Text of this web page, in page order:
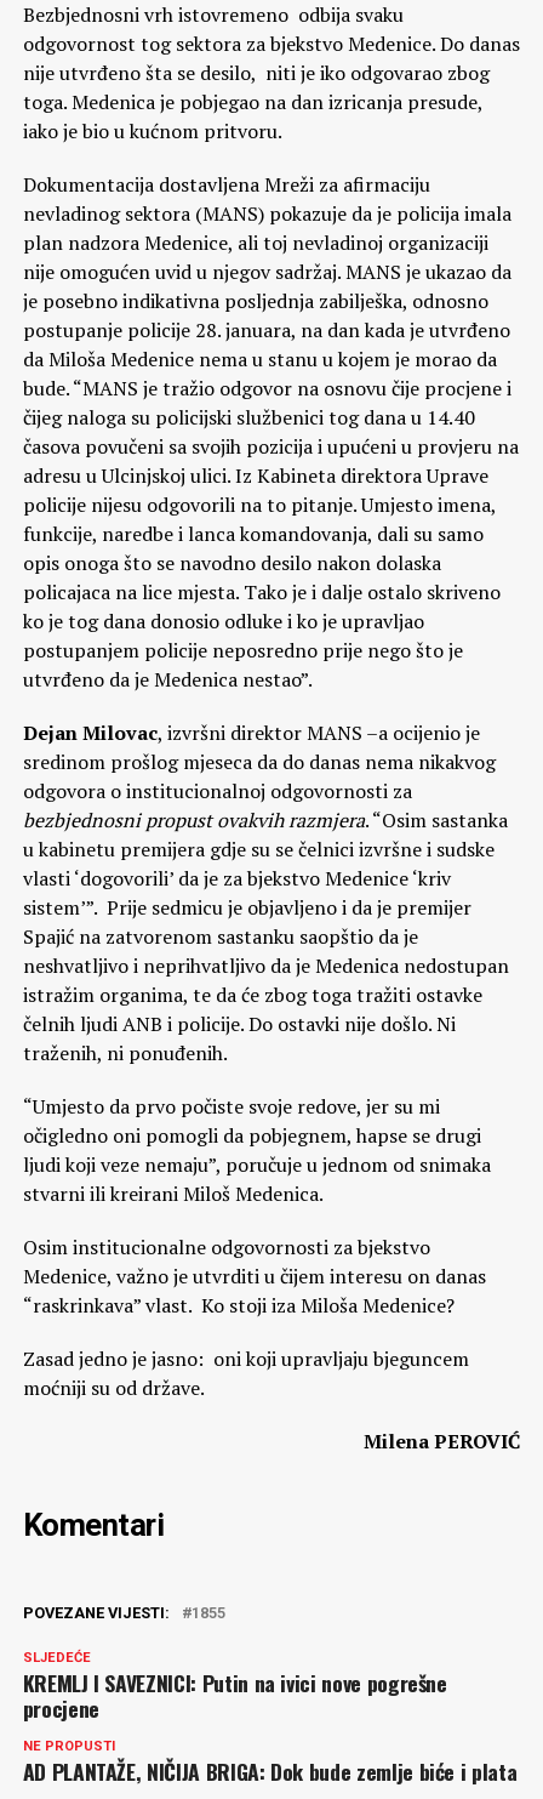
Bezbjednosni vrh istovremeno odbija svaku
odgovornost tog sektora za bjekstvo Medenice. Do danas
nije utvrđeno šta se desilo, niti je iko odgovarao zbog
toga. Medenica je pobjegao na dan izricanja presude,
iako je bio u kućnom pritvoru.
Dokumentacija dostavljena Mreži za afirmaciju
nevladinog sektora (MANS) pokazuje da je policija imala
plan nadzora Medenice, ali toj nevladinoj organizaciji
nije omogućen uvid u njegov sadržaj. MANS je ukazao da
je posebno indikativna posljednja zabilješka, odnosno
postupanje policije 28. januara, na dan kada je utvrđeno
da Miloša Medenice nema u stanu u kojem je morao da
bude. “MANS je tražio odgovor na osnovu čije procjene i
čijeg naloga su policijski službenici tog dana u 14.40
časova povučeni sa svojih pozicija i upućeni u provjeru na
adresu u Ulcinjskoj ulici. Iz Kabineta direktora Uprave
policije nijesu odgovorili na to pitanje. Umjesto imena,
funkcije, naredbe i lanca komandovanja, dali su samo
opis onoga što se navodno desilo nakon dolaska
policajaca na lice mjesta. Tako je i dalje ostalo skriveno
ko je tog dana donosio odluke i ko je upravljao
postupanjem policije neposredno prije nego što je
utvrđeno da je Medenica nestao”.
Dejan Milovac, izvršni direktor MANS –a ocijenio je
sredinom prošlog mjeseca da do danas nema nikakvog
odgovora o institucionalnoj odgovornosti za
bezbjednosni propust ovakvih razmjera. “Osim sastanka
u kabinetu premijera gdje su se čelnici izvršne i sudske
vlasti ‘dogovorili’ da je za bjekstvo Medenice ‘kriv
sistem’”. Prije sedmicu je objavljeno i da je premijer
Spajić na zatvorenom sastanku saopštio da je
neshvatljivo i neprihvatljivo da je Medenica nedostupan
istražim organima, te da će zbog toga tražiti ostavke
čelnih ljudi ANB i policije. Do ostavki nije došlo. Ni
traženih, ni ponuđenih.
“Umjesto da prvo počiste svoje redove, jer su mi
očigledno oni pomogli da pobjegnem, hapse se drugi
ljudi koji veze nemaju”, poručuje u jednom od snimaka
stvarni ili kreirani Miloš Medenica.
Osim institucionalne odgovornosti za bjekstvo
Medenice, važno je utvrditi u čijem interesu on danas
“raskrinkava” vlast. Ko stoji iza Miloša Medenice?
Zasad jedno je jasno: oni koji upravljaju bjeguncem
moćniji su od države.
Milena PEROVIĆ
Komentari
POVEZANE VIJESTI: 1855
SLJEDEĆE
KREMLJ I SAVEZNICI: Putin na ivici nove pogrešne
procjene
NE PROPUSTI
AD PLANTAŽE, NIČIJA BRIGA: Dok bude zemlje biće i plata